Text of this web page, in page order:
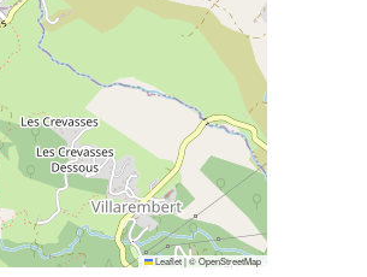
Leaflet|©OpenStreetMap